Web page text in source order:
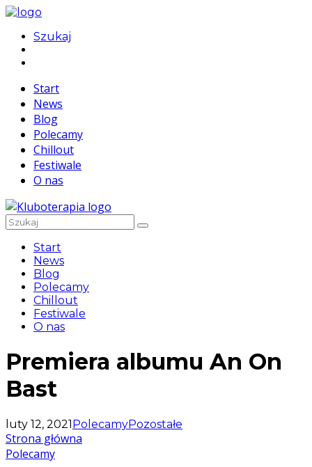
Szukaj
Start
News
Blog
Polecamy
Chillout
Festiwale
O nas
Start
News
Blog
Polecamy
Chillout
Festiwale
O nas
Premiera albumu An On
Bast
luty 12, 2021PolecamyPozostałe
Strona główna
Polecamy